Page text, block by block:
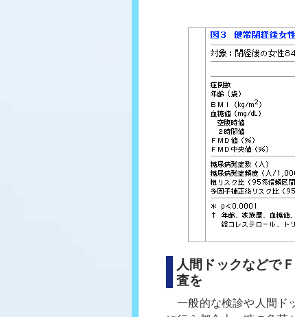
人間ドックなどで
査を
一般的な検診や人間ド